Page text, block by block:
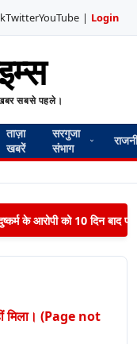
TwitterYouTube | Login
सबसे पहले।
ताज़ा
खबरें
सरगुजा
संभाग
के आरोपी को 10 दिन बाद
मिला। (Page not